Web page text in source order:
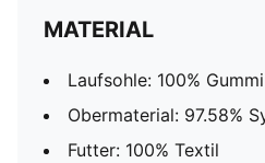
MATERIAL
Laufsohle: 100% Gummi
Obermaterial: 97.58%
Futter: 100% Textil